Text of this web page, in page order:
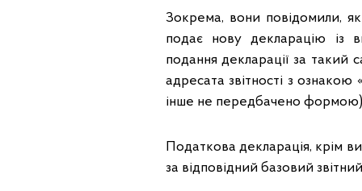
Зокрема, вони повідомили,
подає нову декларацію із
подання декларації за такий
адресата звітності з
інше не передбачено формою),
Податкова декларація, крім
за відповідний базовий